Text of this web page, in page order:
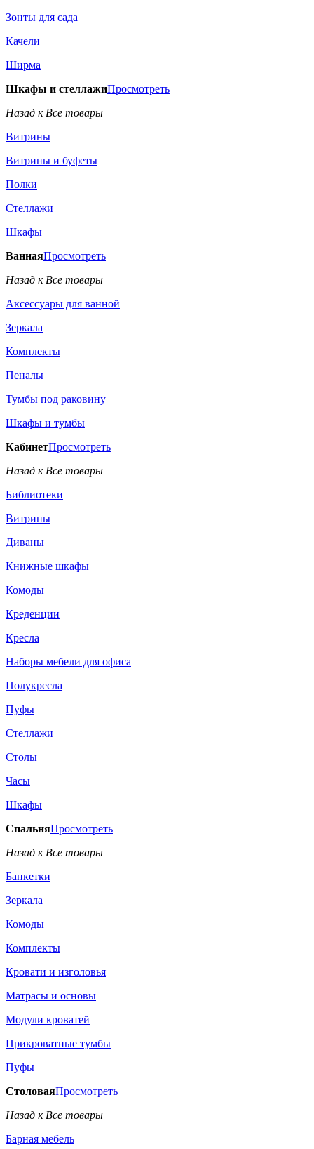
Зонты для сада
Качели
Ширма
Шкафы и стеллажиПросмотреть
Назад к Все товары
Витрины
Витрины и буфеты
Полки
Стеллажи
Шкафы
ВаннаяПросмотреть
Назад к Все товары
Аксессуары для ванной
Зеркала
Комплекты
Пеналы
Тумбы под раковину
Шкафы и тумбы
КабинетПросмотреть
Назад к Все товары
Библиотеки
Витрины
Диваны
Книжные шкафы
Комоды
Креденции
Кресла
Наборы мебели для офиса
Полукресла
Пуфы
Стеллажи
Столы
Часы
Шкафы
СпальняПросмотреть
Назад к Все товары
Банкетки
Зеркала
Комоды
Комплекты
Кровати и изголовья
Матрасы и основы
Модули кроватей
Прикроватные тумбы
Пуфы
СтоловаяПросмотреть
Назад к Все товары
Барная мебель